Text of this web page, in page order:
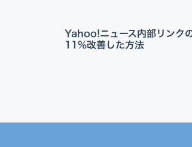
Yahoo!ニュース内部リンク
11%改善した方法